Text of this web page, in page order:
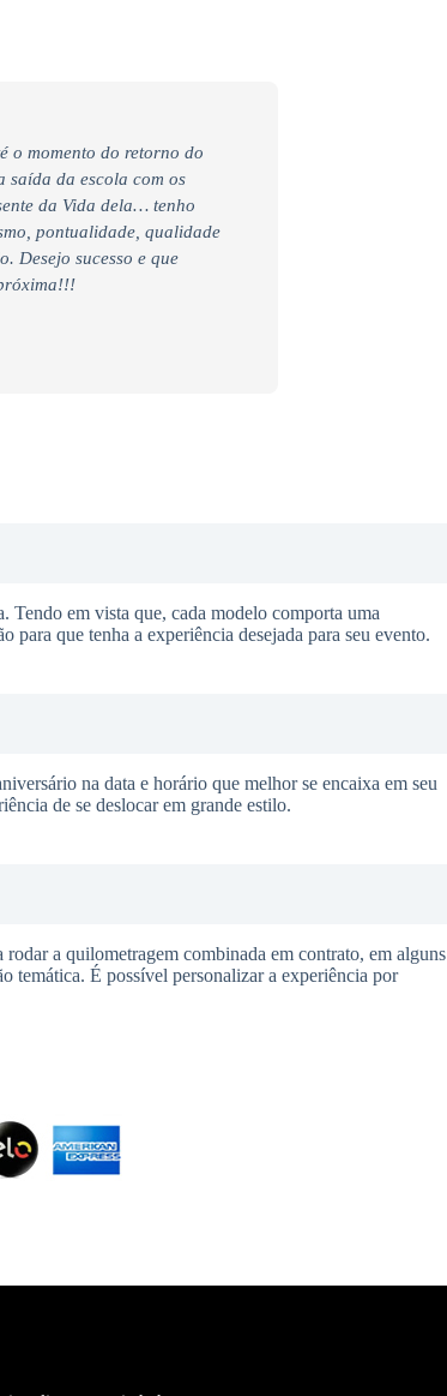
o momento do retorno do
da escola com os
da Vida dela… tenho
pontualidade, qualidade
Desejo sucesso e que
Tendo em vista que, cada modelo comporta uma
para que tenha a experiência desejada para seu evento.
na data e horário que melhor se encaixa em seu
de se deslocar em grande estilo.
a quilometragem combinada em contrato, em alguns
temática. É possível personalizar a experiência por